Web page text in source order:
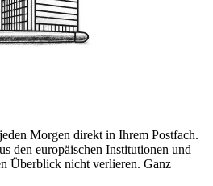
Morgen direkt in Ihrem Postfach.
den europäischen Institutionen und
Überblick nicht verlieren. Ganz